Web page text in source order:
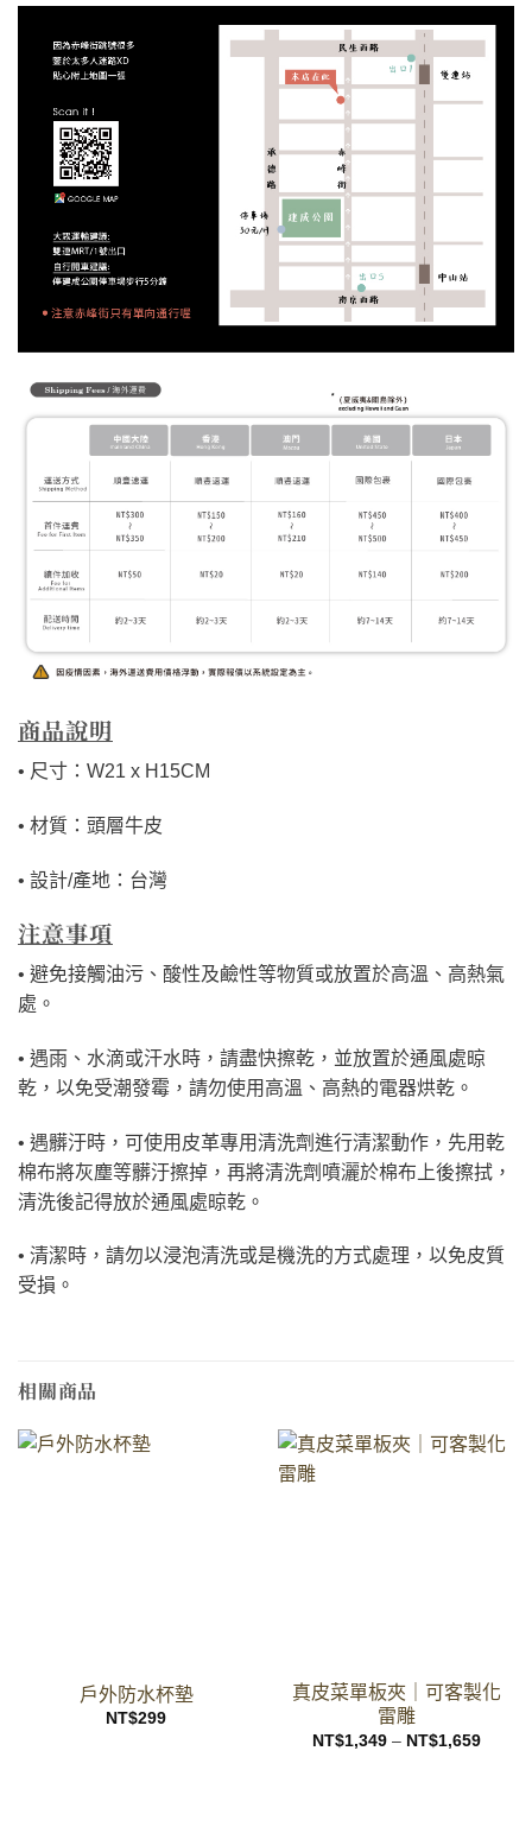
商品說明
• 尺寸：W21 x H15CM
• 材質：頭層牛皮
• 設計/產地：台灣
注意事項
• 避免接觸油污、酸性及鹼性等物質或放置於高溫、高熱氣
處。
• 遇雨、水滴或汗水時，請盡快擦乾，並放置於通風處晾
乾，以免受潮發霉，請勿使用高溫、高熱的電器烘乾。
• 遇髒汙時，可使用皮革專用清洗劑進行清潔動作，先用乾
棉布將灰塵等髒汙擦掉，再將清洗劑噴灑於棉布上後擦拭，
清洗後記得放於通風處晾乾。
• 清潔時，請勿以浸泡清洗或是機洗的方式處理，以免皮質
受損。
相關商品
戶外防水杯墊
NT$299
真皮菜單板夾｜可客製化
雷雕
NT$1,349 – NT$1,659價